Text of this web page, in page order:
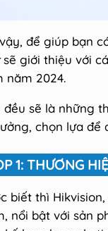
để giúp bạn
sẽ giới thiệu với
năm 2024.
sẽ là những
chọn lựa để
1: THƯƠNG
biết thì
nổi bật với sản